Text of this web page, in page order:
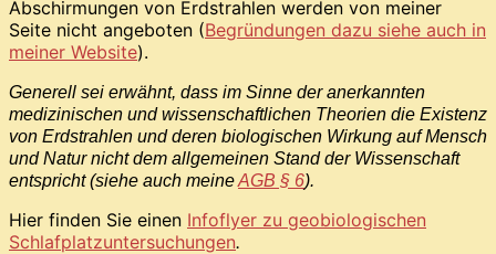
Abschirmungen von Erdstrahlen werden von meiner
Seite nicht angeboten (Begründungen dazu siehe auch in
meiner Website).
Generell sei erwähnt, dass im Sinne der anerkannten
medizinischen und wissenschaftlichen Theorien die Existenz
von Erdstrahlen und deren biologischen Wirkung auf Mensch
und Natur nicht dem allgemeinen Stand der Wissenschaft
entspricht (siehe auch meineAGB § 6).
Hier finden Sie einen Infoflyer zu geobiologischen
Schlafplatzuntersuchungen.